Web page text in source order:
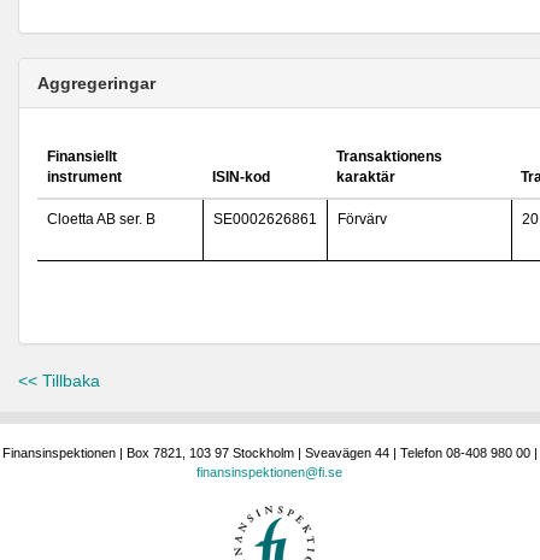
Aggregeringar
Finansiellt
instrument
ISIN-kod
Transaktionens
karaktär
Cloetta AB ser. B SE0002626861 Förvärv
<< Tillbaka
Finansinspektionen | Box 7821, 103 97 Stockholm | Sveavägen 44 | Telefon 08-408 980 00 |
finansinspektionen@fi.se